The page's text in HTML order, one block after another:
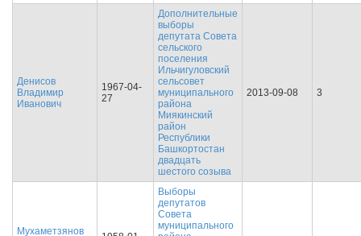
Денисов
Владимир
Иванович
1967-04-
27
Дополнительные
выборы
депутата Совета
сельского
поселения
Ильчигуловский
сельсовет
муниципального
района
Миякинский
район
Республики
Башкортостан
двадцать
шестого созыва
2013-09-08 3
Мухаметзянов
Выборы
депутатов
Совета
муниципального